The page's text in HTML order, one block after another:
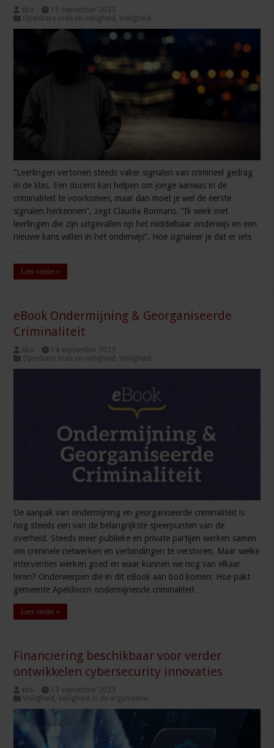
sbo
15 september 2023
Openbare orde en veiligheid ,Veiligheid
“Leerlingen vertonen steeds vaker signalen van crimineel gedrag
in de klas. Een docent kan helpen om jonge aanwas in de
criminaliteit te voorkomen, maar dan moet je wel de eerste
signalen herkennen”, zegt Claudia Bormans. “Ik werk met
leerlingen die zijn uitgevallen op het middelbaar onderwijs en een
nieuwe kans willen in het onderwijs”. Hoe signaleer je dat er iets
Lees verder »
eBook Ondermijning & Georganiseerde
Criminaliteit
sbo
14 september 2023
Openbare orde en veiligheid ,Veiligheid
De aanpak van ondermijning en georganiseerde criminaliteit is
nog steeds een van de belangrijkste speerpunten van de
overheid. Steeds meer publieke en private partijen werken samen
om criminele netwerken en verbindingen te verstoren. Maar welke
interventies werken goed en waar kunnen we nog van elkaar
leren? Onderwerpen die in dit eBook aan bod komen: Hoe pakt
gemeente Apeldoorn ondermijnende criminaliteit …
Lees verder »
Financiering beschikbaar voor verder
ontwikkelen cybersecurity innovaties
sbo
13 september 2023
Veiligheid ,Veiligheid in de organisatie